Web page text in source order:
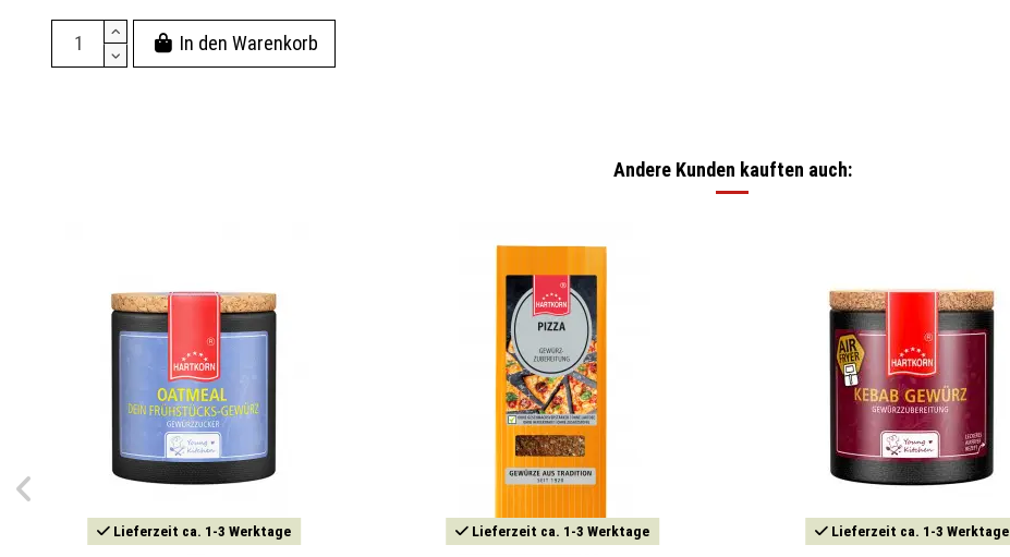
In den Warenkorb
Andere Kunden kauften auch:
Lieferzeit ca. 1-3 Werktage Lieferzeit ca. 1-3 Werktage Lieferzeit ca. 1-3 Werktage